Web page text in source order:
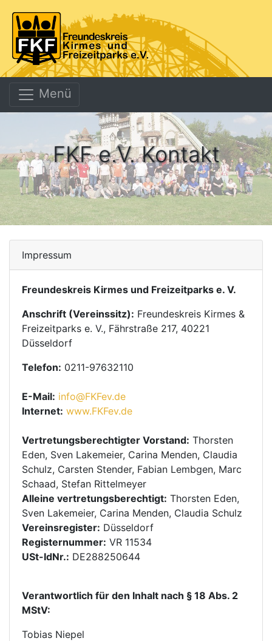
Menü
FKF e.V. Kontakt
Impressum
Freundeskreis Kirmes und Freizeitparks e. V.
Anschrift (Vereinssitz): Freundeskreis Kirmes &
Freizeitparks e. V., Fährstraße 217, 40221
Düsseldorf
Telefon: 0211-97632110
E-Mail: info@FKFev.de
Internet: www.FKFev.de
Vertretungsberechtigter Vorstand: Thorsten
Eden, Sven Lakemeier, Carina Menden, Claudia
Schulz, Carsten Stender, Fabian Lembgen, Marc
Schaad, Stefan Rittelmeyer
Alleine vertretungsberechtigt: Thorsten Eden,
Sven Lakemeier, Carina Menden, Claudia Schulz
Vereinsregister: Düsseldorf
Registernummer: VR 11534
USt-IdNr.: DE288250644
Verantwortlich für den Inhalt nach § 18 Abs. 2
MStV:
Tobias Niepel